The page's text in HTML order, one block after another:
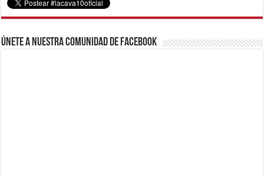
Únete a nuestra comunidad de Facebook